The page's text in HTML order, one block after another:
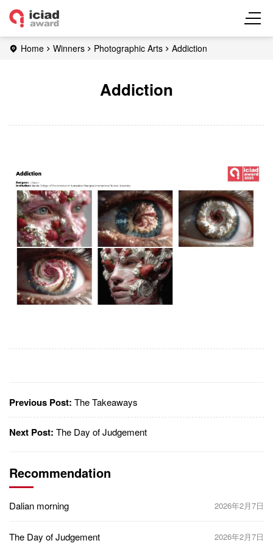
Home Winners Photographic Arts Addiction
Addiction
Previous Post: The Takeaways
Next Post: The Day of Judgement
Recommendation
Dalian morning 2026年2月7日
The Day of Judgement 2026年2月7日